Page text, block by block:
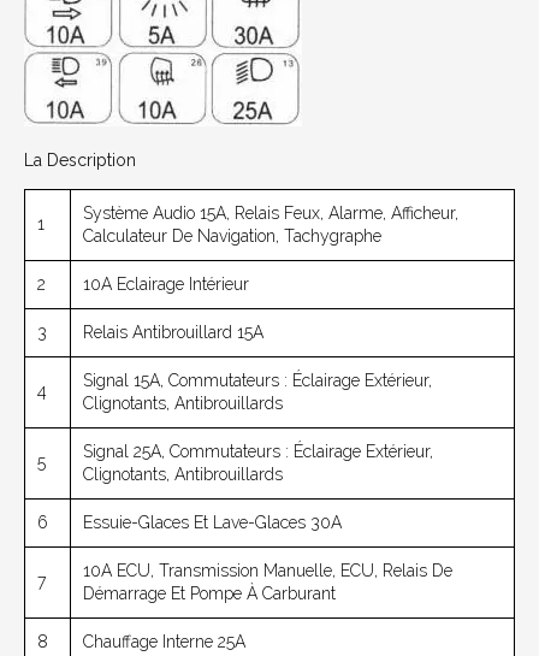
La Description
1
Système Audio 15A, Relais Feux, Alarme, Afficheur,
Calculateur De Navigation, Tachygraphe
2 10A Eclairage Intérieur
3 Relais Antibrouillard 15A
4
Signal 15A, Commutateurs : Éclairage Extérieur,
Clignotants, Antibrouillards
5
Signal 25A, Commutateurs : Éclairage Extérieur,
Clignotants, Antibrouillards
6 Essuie-Glaces Et Lave-Glaces 30A
7
10A ECU, Transmission Manuelle, ECU, Relais De
Démarrage Et Pompe À Carburant
8 Chauffage Interne 25A